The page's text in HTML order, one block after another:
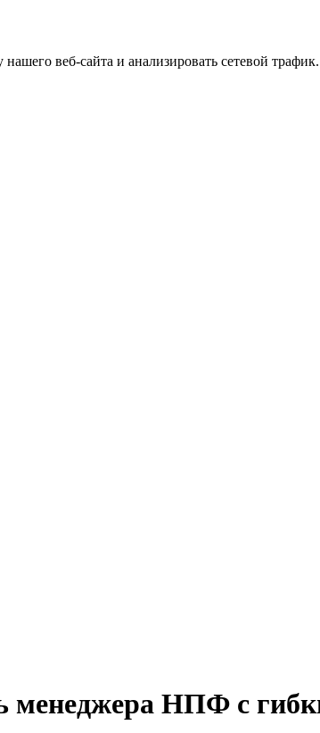
веб-сайта и анализировать сетевой трафик.
менеджера НПФ с